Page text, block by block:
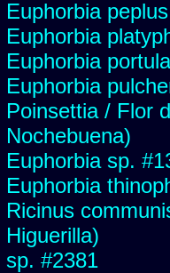
Euphorbia
Euphorbia
Euphorbia
Euphorbia
Poinsettia / Flor
Nochebuena)
Euphorbia sp.
Euphorbia
Ricinus
Higuerilla)
sp. #2381